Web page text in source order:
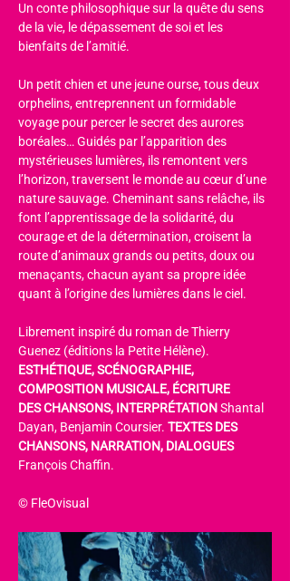
Un conte philosophique sur la quête du sens
de la vie, le dépassement de soi et les
bienfaits de l’amitié.
Un petit chien et une jeune ourse, tous deux
orphelins, entreprennent un formidable
voyage pour percer le secret des aurores
boréales… Guidés par l’apparition des
mystérieuses lumières, ils remontent vers
l’horizon, traversent le monde au cœur d’une
nature sauvage. Cheminant sans relâche, ils
font l’apprentissage de la solidarité, du
courage et de la détermination, croisent la
route d’animaux grands ou petits, doux ou
menaçants, chacun ayant sa propre idée
quant à l’origine des lumières dans le ciel.
Librement inspiré du roman de Thierry
Guenez (éditions la Petite Hélène).
ESTHÉTIQUE, SCÉNOGRAPHIE,
COMPOSITION MUSICALE, ÉCRITURE
DES CHANSONS, INTERPRÉTATION Shantal
Dayan, Benjamin Coursier. TEXTES DES
CHANSONS, NARRATION, DIALOGUES
François Chaffin.
© FleOvisual